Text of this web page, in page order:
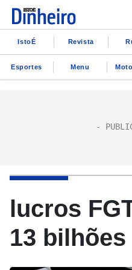
IstoÉ Revista
Esportes Menu
lucros
13 bilhões